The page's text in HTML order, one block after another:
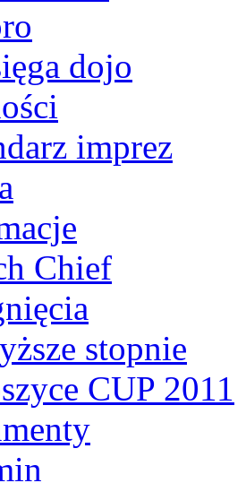
dojo
imprez
Chief
stopnie
CUP 2011